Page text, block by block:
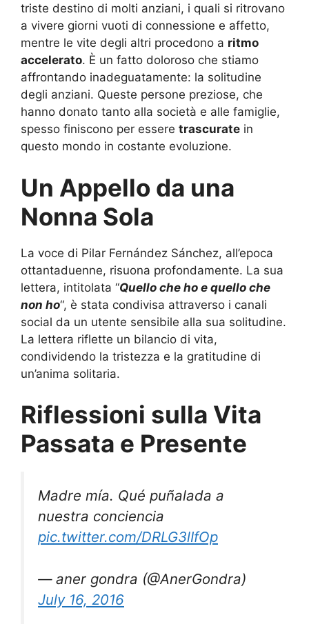
triste destino di molti anziani, i quali si ritrovano
a vivere giorni vuoti di connessione e affetto,
mentre le vite degli altri procedono a ritmo
accelerato. È un fatto doloroso che stiamo
affrontando inadeguatamente: la solitudine
degli anziani. Queste persone preziose, che
hanno donato tanto alla società e alle famiglie,
spesso finiscono per essere trascurate in
questo mondo in costante evoluzione.
Un Appello da una
Nonna Sola
La voce di Pilar Fernández Sánchez, all’epoca
ottantaduenne, risuona profondamente. La sua
lettera, intitolata “Quello che ho e quello che
non ho“, è stata condivisa attraverso i canali
social da un utente sensibile alla sua solitudine.
La lettera riflette un bilancio di vita,
condividendo la tristezza e la gratitudine di
un’anima solitaria.
Riflessioni sulla Vita
Passata e Presente
Madre mía. Qué puñalada a
nuestra conciencia
pic.twitter.com/DRLG3lIfOp
— aner gondra (@AnerGondra)
July 16, 2016